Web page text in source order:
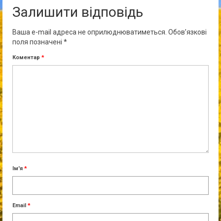
Залишити відповідь
Ваша e-mail адреса не оприлюднюватиметься. Обов’язкові
поля позначені *
Коментар *
Ім'я *
Email *